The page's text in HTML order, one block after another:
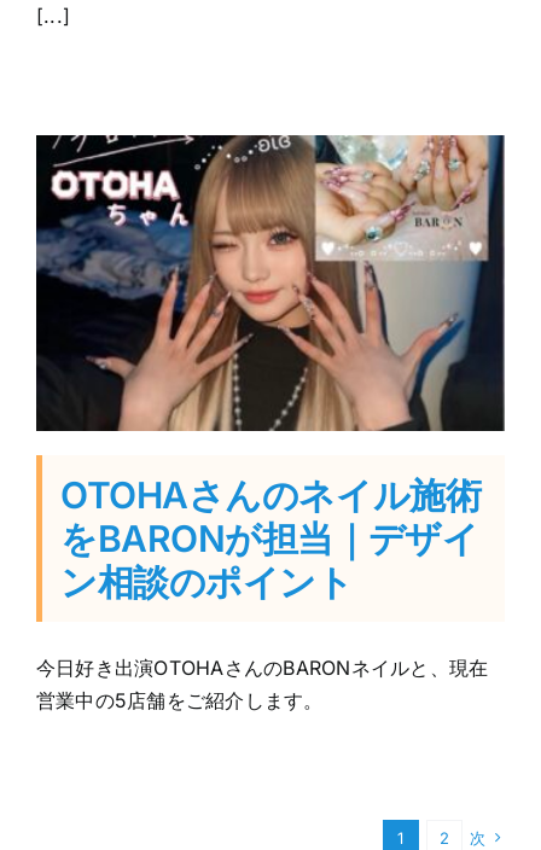
[...]
OTOHAさんのネイル施術
をBARONが担当｜デザイ
ン相談のポイント
今日好き出演OTOHAさんのBARONネイルと、現在
営業中の5店舗をご紹介します。
1 2 次